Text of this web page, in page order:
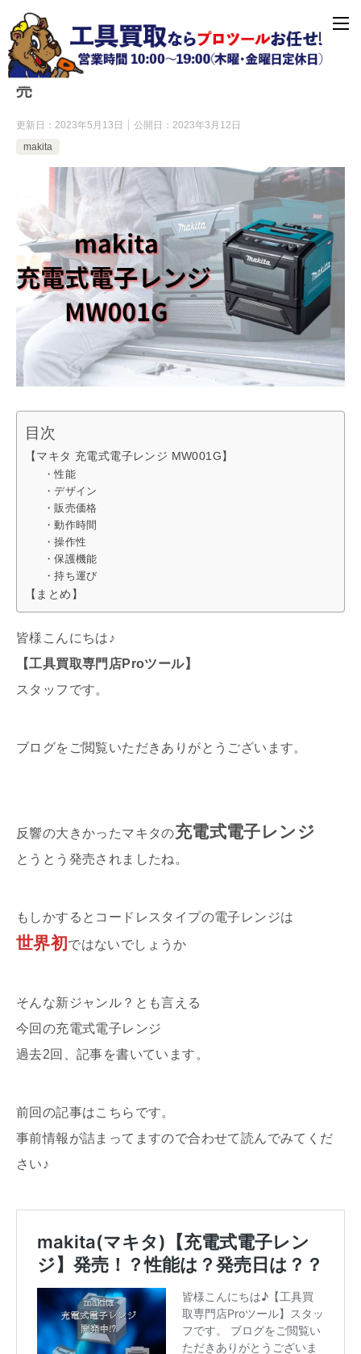
マキタ 充電式電子レンジ【MW001GZ】発
売
更新日： 2023年5月13日 公開日： 2023年3月12日
makita
目次
【マキタ 充電式電子レンジ MW001G】
・性能
・デザイン
・販売価格
・動作時間
・操作性
・保護機能
・持ち運び
【まとめ】
皆様こんにちは♪
【工具買取専門店Proツール】
スタッフです。
ブログをご閲覧いただきありがとうございます。
反響の大きかったマキタの充電式電子レンジ
とうとう発売されましたね。
もしかするとコードレスタイプの電子レンジは
世界初ではないでしょうか
そんな新ジャンル？とも言える
今回の充電式電子レンジ
過去2回、記事を書いています。
前回の記事はこちらです。
事前情報が詰まってますので合わせて読んでみてくだ
さい♪